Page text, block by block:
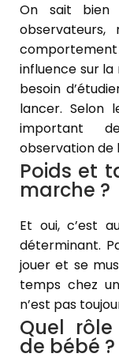
On sait bien
influence sur
besoin
lancer. Selon
important
observation de
Poids et
marche ?
Et oui, c’est
déterminant.
jouer et se
temps chez
n’est pas
Quel rôle
de bébé ?